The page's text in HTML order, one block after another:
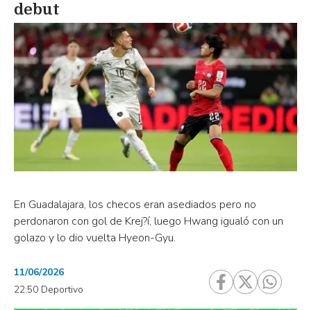
debut
En Guadalajara, los checos eran asediados pero no
perdonaron con gol de Krej?í, luego Hwang igualó con un
golazo y lo dio vuelta Hyeon-Gyu.
11/06/2026
22:50 Deportivo